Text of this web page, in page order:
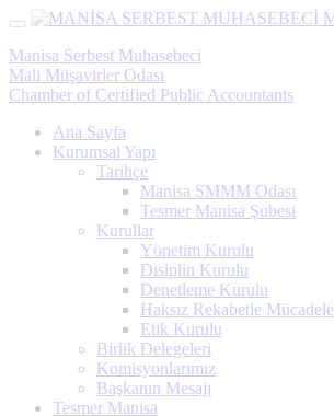
Menü
Manisa Serbest Muhasebeci
Mali Müşavirler Odası
Chamber of Certified Public Accountants
Ana Sayfa
Kurumsal Yapı
Tarihçe
Manisa SMMM Odası
Tesmer Manisa Şubesi
Kurullar
Yönetim Kurulu
Disiplin Kurulu
Denetleme Kurulu
Haksız Rekabetle
Etik Kurulu
Birlik Delegeleri
Komisyonlarımız
Başkanın Mesajı
Tesmer Manisa